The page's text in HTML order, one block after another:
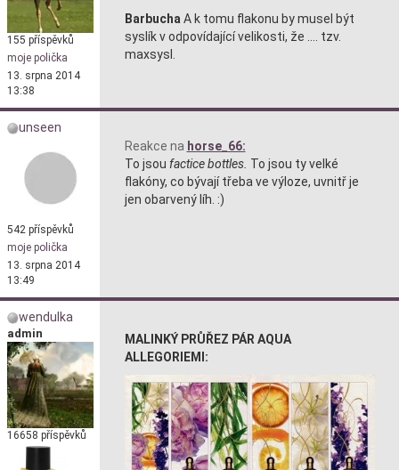
155 příspěvků
moje polička
13. srpna 2014
13:38
Barbucha A k tomu flakonu by musel být
syslík v odpovídající velikosti, že .... tzv.
maxsysl.
unseen
542 příspěvků
moje polička
13. srpna 2014
13:49
Reakce na horse_66:
To jsou factice bottles. To jsou ty velké
flakóny, co bývají třeba ve výloze, uvnitř je
jen obarvený líh. :)
wendulka
admin
16658 příspěvků
MALINKÝ PRŮŘEZ PÁR AQUA
ALLEGORIEMI: